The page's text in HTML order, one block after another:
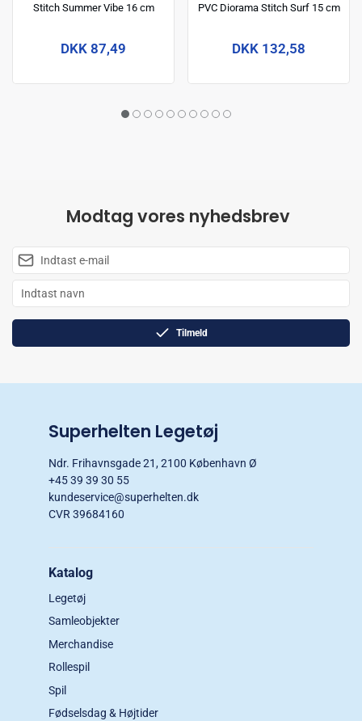
Stitch Summer Vibe 16 cm
DKK 87,49
PVC Diorama Stitch Surf 15 cm
DKK 132,58
Modtag vores nyhedsbrev
Tilmeld
Superhelten Legetøj
Ndr. Frihavnsgade 21, 2100 København Ø
+45 39 39 30 55
kundeservice@superhelten.dk
CVR 39684160
Katalog
Legetøj
Samleobjekter
Merchandise
Rollespil
Spil
Fødselsdag & Højtider